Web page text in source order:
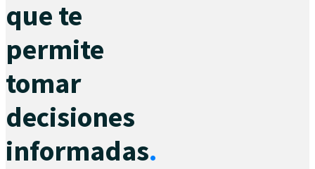
que te
permite
tomar
decisiones
informadas.